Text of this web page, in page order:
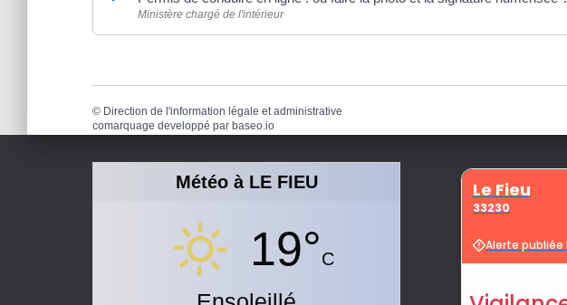
Ministère chargé de l'intérieur
© Direction de l'information légale et administrative
comarquage developpé par baseo.io
Météo à LE FIEU
19°C